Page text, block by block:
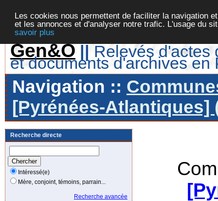
Les cookies nous permettent de faciliter la navigation
et les annonces et d'analyser notre trafic. L'usage du
savoir plus
Gen&O || Relevés d'actes
et documents d'archives en
Navigation ::
[Pyrénées-Atlantiques]
Recherche directe
Intéressé(e)
Mère, conjoint, témoins, parrain...
Recherche avancée